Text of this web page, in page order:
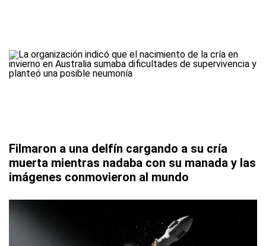
Filmaron a una delfín cargando a su cría
muerta mientras nadaba con su manada y las
imágenes conmovieron al mundo